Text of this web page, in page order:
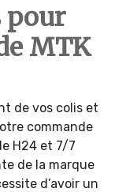
pour
MTK
de vos colis et
commande
H24 et 7/7
de la marque
d’avoir un